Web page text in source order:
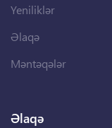
Yeniliklər
Əlaqə
Məntəqələr
Əlaqə